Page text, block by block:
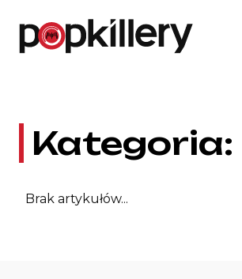
Kategoria:
Brak artykułów...